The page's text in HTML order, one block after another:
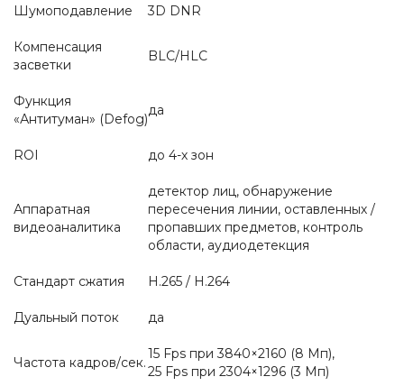
Шумоподавление 3D DNR
Компенсация
засветки
BLC/HLC
Функция
«Антитуман» (Defog)
да
ROI до 4-х зон
Аппаратная
видеоаналитика
детектор лиц, обнаружение
пересечения линии, оставленных /
пропавших предметов, контроль
области, аудиодетекция
Стандарт сжатия H.265 / H.264
Дуальный поток да
Частота кадров/сек.
15 Fps при 3840×2160 (8 Мп),
25 Fps при 2304×1296 (3 Мп)